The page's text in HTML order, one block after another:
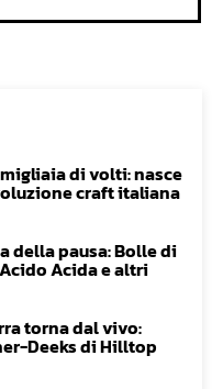
di volti: nasce
craft italiana
della pausa: Bolle di
Acida e altri
torna dal vivo:
Deeks di Hilltop